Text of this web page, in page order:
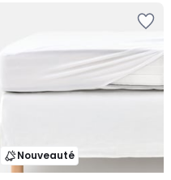
Nouveauté